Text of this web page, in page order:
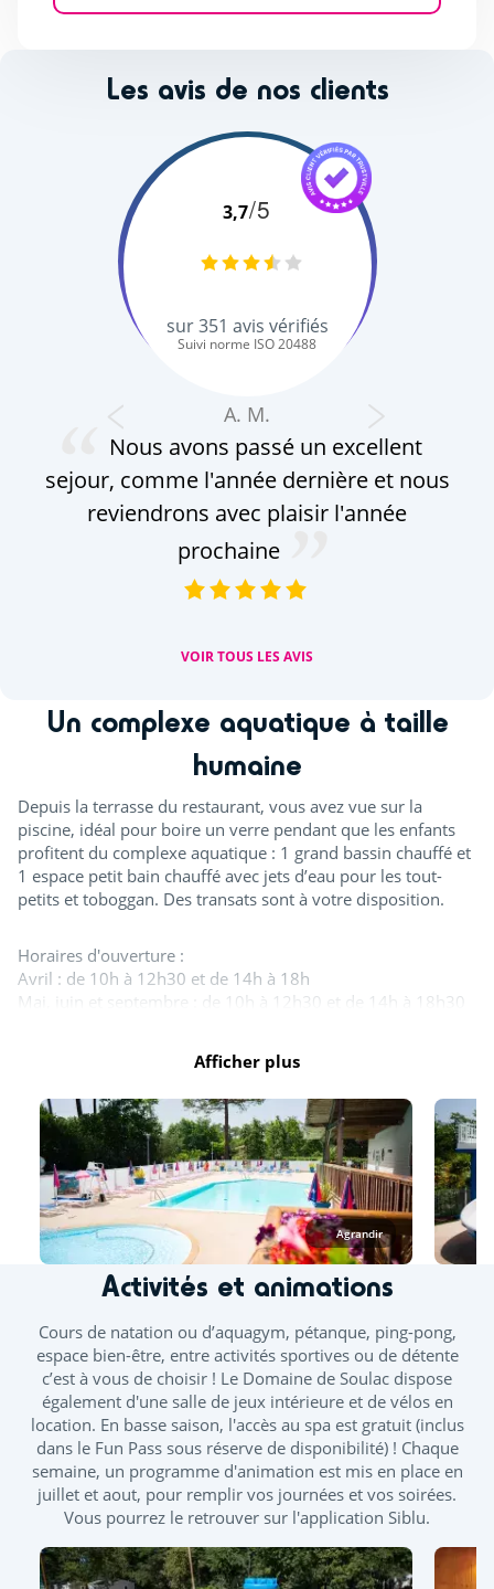
Les avis de nos clients
3,7/5
sur351 avis vérifiés
Suivi norme ISO 20488
A. M.
Nous avons passé un excellent
sejour, comme l'année dernière et nous
reviendrons avec plaisir l'année
prochaine
VOIR TOUS LES AVIS
Un complexe aquatique à taille
humaine
Depuis la terrasse du restaurant, vous avez vue sur la
piscine, idéal pour boire un verre pendant que les enfants
profitent du complexe aquatique : 1 grand bassin chauffé et
1 espace petit bain chauffé avec jets d’eau pour les tout-
petits et toboggan. Des transats sont à votre disposition.
Horaires d'ouverture :
Avril : de 10h à 12h30 et de 14h à 18h
Mai, juin et septembre : de 10h à 12h30 et de 14h à 18h30
minima, un bassin est ouvert d'avril à septembre. Les
toboggans ainsi que la splashzone sont ouverts à partir de
mi-juin. Des journées continues vous sont proposées durant
les ponts de mai et juin.
À l’espace aquatique, seuls les vêtements de bain
confectionnés dans un tissu adapté à la baignade sont
autorisés, tels que les maillots (une ou deux pièces), boxers,
bikinis ou burkinis.
Piscine extérieure chauffée
Toboggan
Pataugeoire extérieure
Bains bouillonnants - Banquettes balnéo
Afficher plus
Agrandir
Activités et animations
Cours de natation ou d’aquagym, pétanque, ping-pong,
espace bien-être, entre activités sportives ou de détente
c’est à vous de choisir ! Le Domaine de Soulac dispose
également d'une salle de jeux intérieure et de vélos en
location. En basse saison, l'accès au spa est gratuit (inclus
dans le Fun Pass sous réserve de disponibilité) ! Chaque
semaine, un programme d'animation est mis en place en
juillet et aout, pour remplir vos journées et vos soirées.
Vous pourrez le retrouver sur l'application Siblu.